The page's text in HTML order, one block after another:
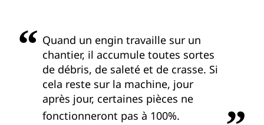
Quand un engin travaille sur un
chantier, il accumule toutes sortes
de débris, de saleté et de crasse. Si
cela reste sur la machine, jour
après jour, certaines pièces ne
fonctionneront pas à 100%.